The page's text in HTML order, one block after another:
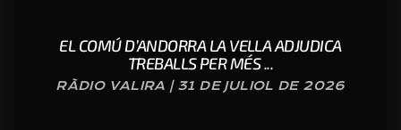
EL COMÚ D’ANDORRA LA VELLA ADJUDICA
TREBALLS PER MÉS ...
RÀDIO VALIRA | 31 DE JULIOL DE 2026